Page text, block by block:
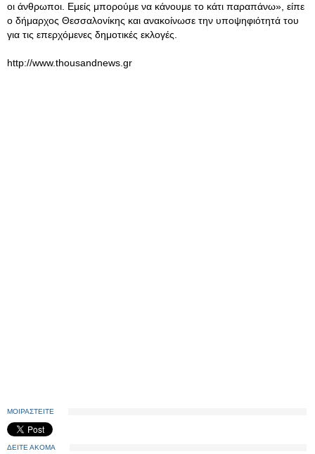
οι άνθρωποι. Εμείς μπορούμε να κάνουμε το κάτι παραπάνω», είπε
ο δήμαρχος Θεσσαλονίκης και ανακοίνωσε την υποψηφιότητά του
για τις επερχόμενες δημοτικές εκλογές.
http://www.thousandnews.gr
ΜΟΙΡΑΣΤΕΙΤΕ
ΔΕΙΤΕ ΑΚΟΜΑ